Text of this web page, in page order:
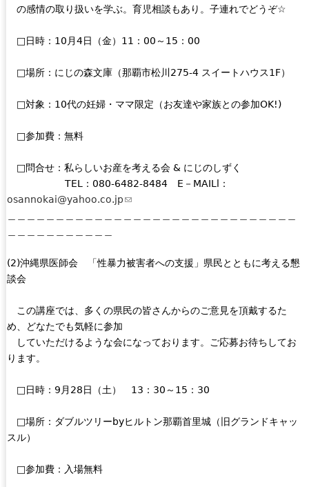
の感情の取り扱いを学ぶ。育児相談もあり。子連れでどうぞ☆
□日時：10月4日（金）11：00～15：00
□場所：にじの森文庫（那覇市松川275-4 スイートハウス1F）
□対象：10代の妊婦・ママ限定（お友達や家族との参加OK!)
□参加費：無料
□問合せ：私らしいお産を考える会 & にじのしずく
TEL：080-6482-8484 E－MAILl：
osannokai@yahoo.co.jp(
k
n
s
m
i
(2)沖縄県医師会 「性暴力被害者への支援」県民とともに考える懇
談会
この講座では、多くの県民の皆さんからのご意見を頂戴するた
め、どなたでも気軽に参加
していただけるような会になっております。ご応募お待ちしてお
ります。
□日時：9月28日（土） 13：30～15：30
□場所：ダブルツリーbyヒルトン那覇首里城（旧グランドキャッ
スル）
□参加費：入場無料